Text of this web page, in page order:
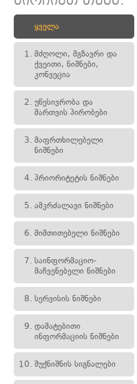
ყველა
1. მძღოლი, მგზავრი და
ქვეითი, ნიშნები,
კონვეცია
2. უწესივრობა და
მართვის პირობები
3. მაფრთხილებელი
ნიშნები
4. პრიორიტეტის ნიშნები
5. ამკრძალავი ნიშნები
6. მიმთითებელი ნიშნები
7. საინფორმაციო-
მაჩვენებელი ნიშნები
8. სერვისის ნიშნები
9. დამატებითი
ინფორმაციის ნიშნები
10. შუქნიშნის სიგნალები